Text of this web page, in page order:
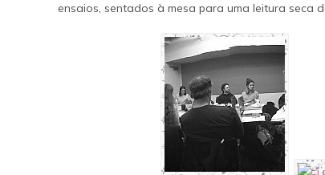
ensaios, sentados à mesa para uma leitura seca